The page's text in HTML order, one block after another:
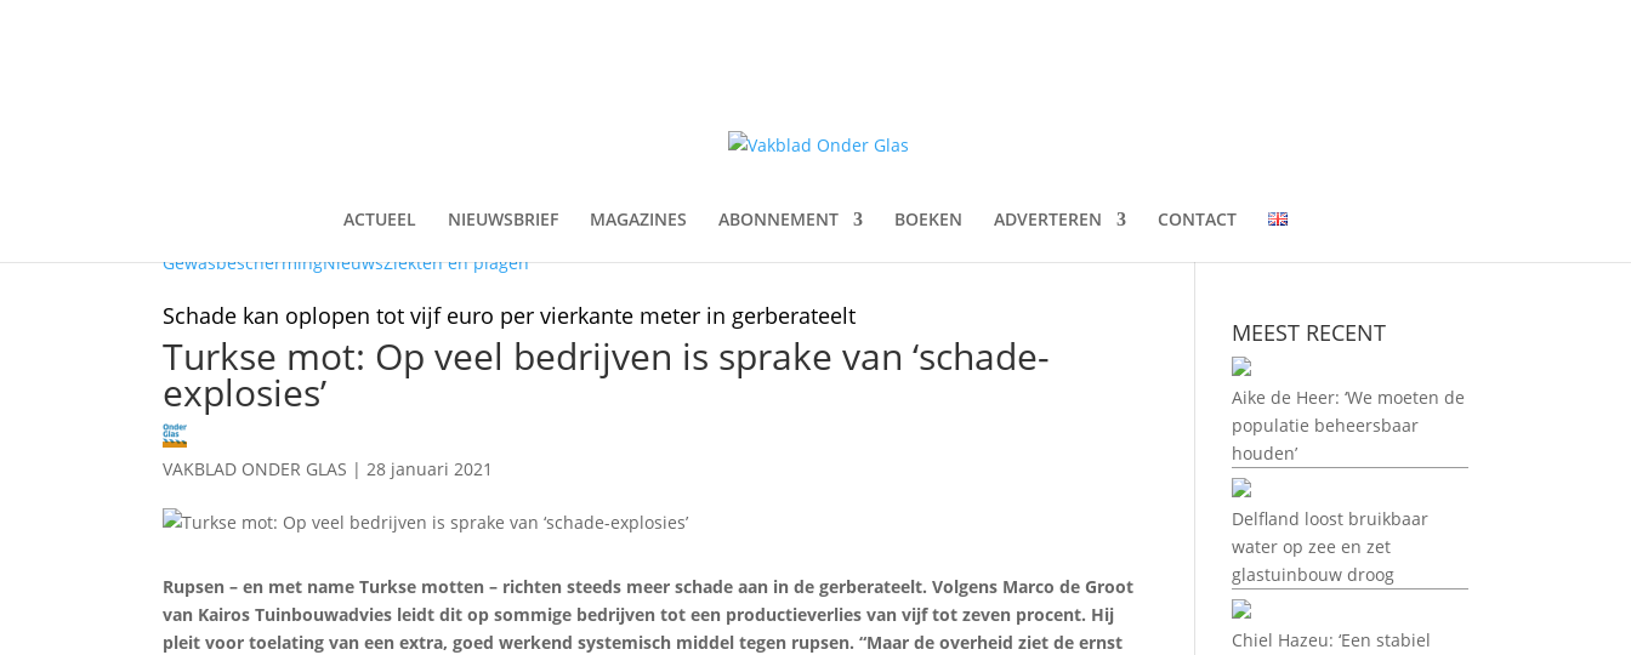
ACTUEEL NIEUWSBRIEF MAGAZINES ABONNEMENT BOEKEN ADVERTEREN
CONTACT
GewasbeschermingNieuwsZiekten en plagen
Schade kan oplopen tot vijf euro per vierkante meter in gerberateelt
Turkse mot: Op veel bedrijven is sprake van ‘schade-
explosies’
VAKBLAD ONDER GLAS |28 januari 2021
Rupsen – en met name Turkse motten – richten steeds meer schade aan in de gerberateelt. Volgens Marco de Groot
van Kairos Tuinbouwadvies leidt dit op sommige bedrijven tot een productieverlies van vijf tot zeven procent. Hij
pleit voor toelating van een extra, goed werkend systemisch middel tegen rupsen. “Maar de overheid ziet de ernst
MEEST RECENT
Aike de Heer: ‘We moeten de
populatie beheersbaar
houden’
Delfland loost bruikbaar
water op zee en zet
glastuinbouw droog
Chiel Hazeu: ‘Een stabiel